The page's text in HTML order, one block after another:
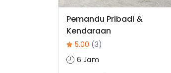
Pemandu Pribadi &
Kendaraan
5.00 (3)
6 Jam